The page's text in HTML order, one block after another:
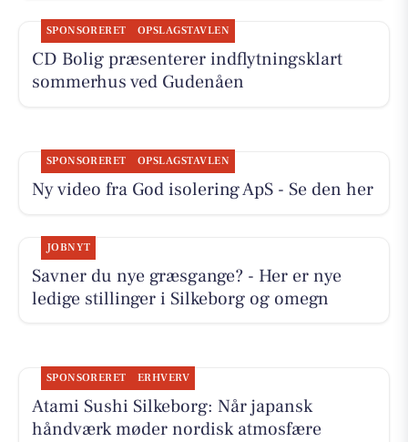
SPONSORERET OPSLAGSTAVLEN
CD Bolig præsenterer indflytningsklart
sommerhus ved Gudenåen
SPONSORERET OPSLAGSTAVLEN
Ny video fra God isolering ApS - Se den her
JOBNYT
Savner du nye græsgange? - Her er nye
ledige stillinger i Silkeborg og omegn
SPONSORERET ERHVERV
Atami Sushi Silkeborg: Når japansk
håndværk møder nordisk atmosfære